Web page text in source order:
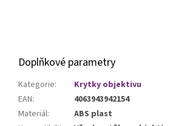
Doplňkové parametry
Kategorie:
Krytky objektivu
EAN:
4063943942154
Materiál:
ABS plast